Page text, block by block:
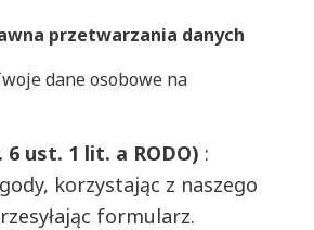
przetwarzania danych
dane osobowe na
ust. 1 lit. a RODO) :
korzystając z naszego
formularz.